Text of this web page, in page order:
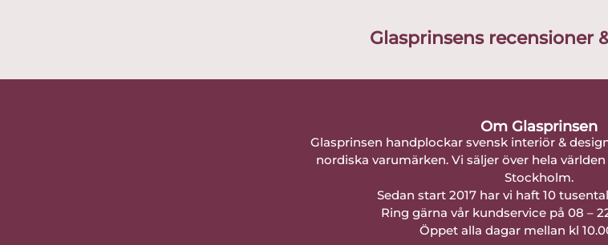
Glasprinsens recensioner
Om Glasprinsen
Glasprinsen handplockar svensk interiör &
nordiska varumärken. Vi säljer över hela
Stockholm.
Sedan start 2017 har vi haft 10
Ring gärna vår kundservice på 08 –
Öppet alla dagar mellan kl